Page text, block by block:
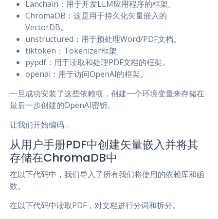
Lanchain：用于开发LLM应用程序的框架。
ChromaDB：这是用于持久化矢量嵌入的
VectorDB。
unstructured：用于预处理Word/PDF文档。
tiktoken：Tokenizer框架
pypdf：用于读取和处理PDF文档的框架。
openai：用于访问OpenAI的框架。
一旦成功安装了这些依赖项，创建一个环境变量来存储在
最后一步创建的OpenAI密钥。
让我们开始编码…
从用户手册PDF中创建矢量嵌入并将其
存储在ChromaDB中
在以下代码中，我们导入了所有我们将使用的依赖库和函
数。
在以下代码中读取PDF，对文档进行分词和拆分。